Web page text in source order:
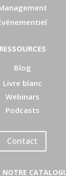
RESSOURCES
Blog
Livre blanc
Webinars
Podcasts
Contact
NOTRE